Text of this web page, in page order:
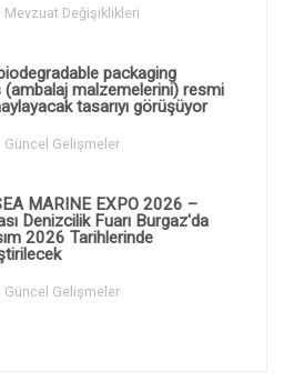
Mevzuat Değişiklikleri
packaging
(ambalaj malzemelerini) resmi
tasarıyı görüşüyor
Güncel Gelişmeler
MARINE EXPO 2026 –
Denizcilik Fuarı Burgaz'da
2026 Tarihlerinde
Güncel Gelişmeler